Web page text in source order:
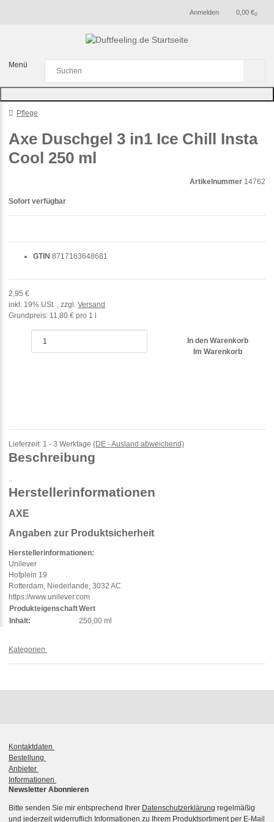
Anmelden 0
0,00 €
Menü
Pflege
Axe Duschgel 3 in1 Ice Chill Insta
Cool 250 ml
Artikelnummer 14762
GTIN 8717163648681
2,95 €
inkl. 19% USt. , zzgl. Versand
Grundpreis: 11,80 € pro 1 l
In den Warenkorb
Im Warenkorb
Sofort verfügbar
Lieferzeit: 1 - 3 Werktage (DE - Ausland abweichend)
Beschreibung
Herstellerinformationen
AXE
Angaben zur Produktsicherheit
Herstellerinformationen:
Unilever
Hofplein 19
Rotterdam, Niederlande, 3032 AC
https://www.unilever.com
ProdukteigenschaftWert
Inhalt:
250,00 ml
Kategorien
Kontaktdaten
Bestellung
Anbieter
Informationen
Newsletter Abonnieren
Bitte senden Sie mir entsprechend Ihrer Datenschutzerklärung regelmäßig
und jederzeit widerruflich Informationen zu Ihrem Produktsortiment per E-Mail